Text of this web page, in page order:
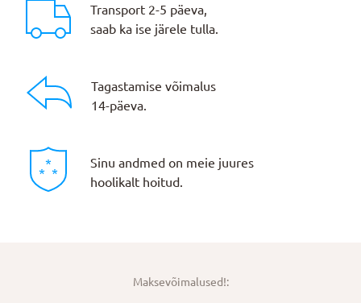
Transport 2-5 päeva,
saab ka ise järele tulla.
Tagastamise võimalus
14-päeva.
Sinu andmed on meie juures
hoolikalt hoitud.
Maksevõimalused!: